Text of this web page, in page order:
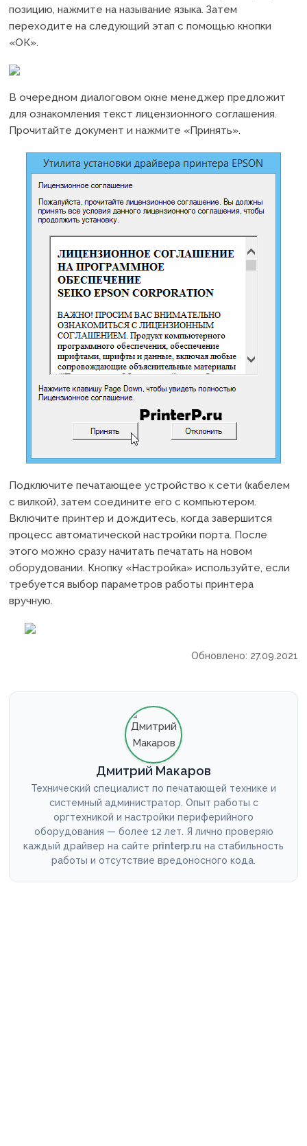
позицию, нажмите на называние языка. Затем
переходите на следующий этап с помощью кнопки
«ОК».
В очередном диалоговом окне менеджер предложит
для ознакомления текст лицензионного соглашения.
Прочитайте документ и нажмите «Принять».
Подключите печатающее устройство к сети (кабелем
с вилкой), затем соедините его с компьютером.
Включите принтер и дождитесь, когда завершится
процесс автоматической настройки порта. После
этого можно сразу начитать печатать на новом
оборудовании. Кнопку «Настройка» используйте, если
требуется выбор параметров работы принтера
вручную.
Обновлено: 27.09.2021
Дмитрий Макаров
Технический специалист по печатающей технике и
системный администратор. Опыт работы с
оргтехникой и настройки периферийного
оборудования — более 12 лет. Я лично проверяю
каждый драйвер на сайте printerp.ru на стабильность
работы и отсутствие вредоносного кода.